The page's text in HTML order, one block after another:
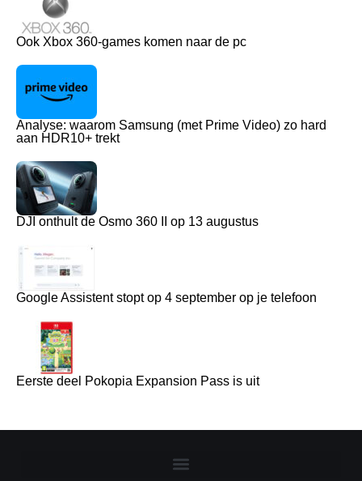
Ook Xbox 360-games komen naar de pc
Analyse: waarom Samsung (met Prime Video) zo hard
aan HDR10+ trekt
DJI onthult de Osmo 360 II op 13 augustus
Google Assistent stopt op 4 september op je telefoon
Eerste deel Pokopia Expansion Pass is uit